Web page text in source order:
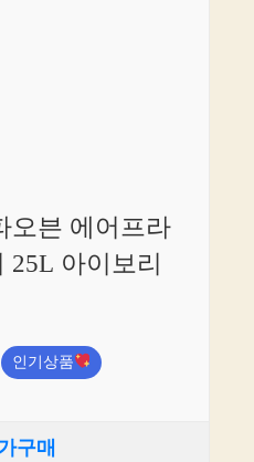
오븐 에어프라
25L 아이보리
인기상품
구매